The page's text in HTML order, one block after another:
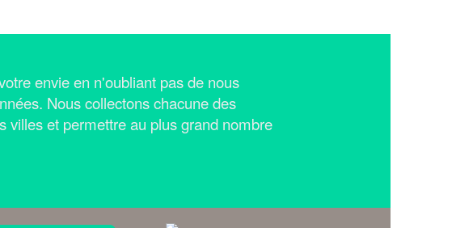
envie en n'oubliant pas de nous
Nous collectons chacune des
villes et permettre au plus grand nombre